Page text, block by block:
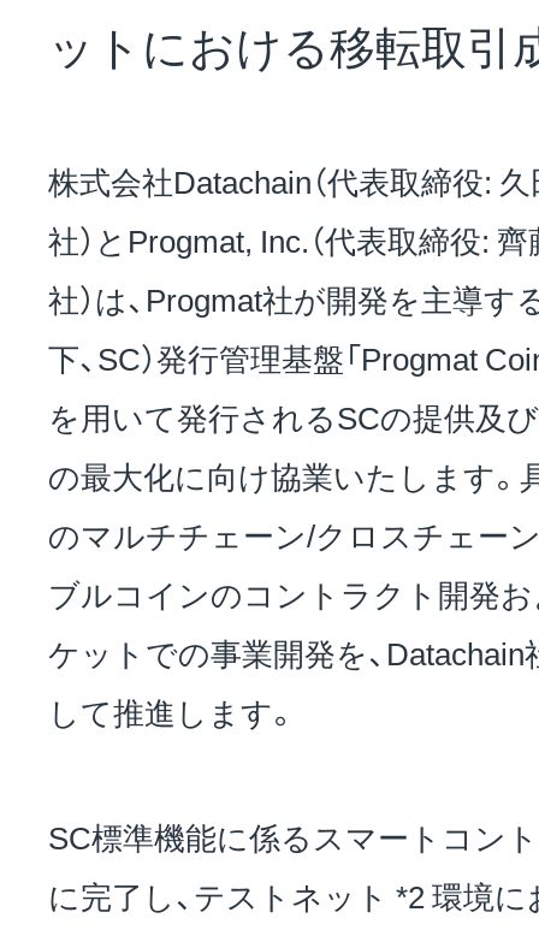
採用情報
サステナビリティ
投資家情報
お問い合わせ
EVENT
アクセス
ットにおける移転取引
株式会社Datachain（代表取締役:
社）とProgmat, Inc.（代表取締役:
社）は、Progmat社が開発を主導
下、SC）発行管理基盤「Progmat
を用いて発行されるSCの提供及び
の最大化に向け協業いたします。
のマルチチェーン/クロスチェー
ブルコインのコントラクト開発
ケットでの事業開発を、
して推進します。
SC標準機能に係るスマートコン
に完了し、テストネット *2 環境